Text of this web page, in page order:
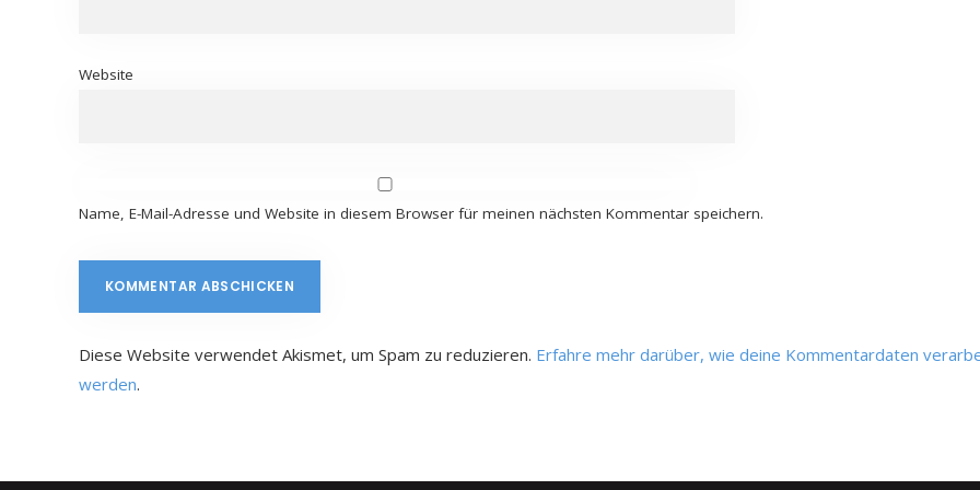
Website
Name, E-Mail-Adresse und Website in diesem Browser für meinen nächsten Kommentar speichern.
Diese Website verwendet Akismet, um Spam zu reduzieren. Erfahre mehr darüber, wie deine Kommentardaten
werden.